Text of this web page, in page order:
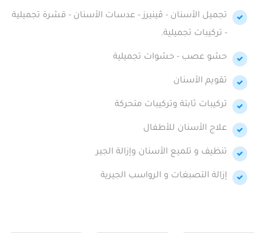
تجميل الأسنان - ڤينيرز - عدسات الأسنان - قشرة تجميلية
- تركيبات تجميلية.
حشو عصب - حشوات تجميلية
تقويم الأسنان
تركيبات ثابتة وتركيبات متحركة
علاج الأسنان للأطفال
تنظيف و تلميع الأسنان وإزالة الجير
إزالة التصبغات و الرواسب الجيرية